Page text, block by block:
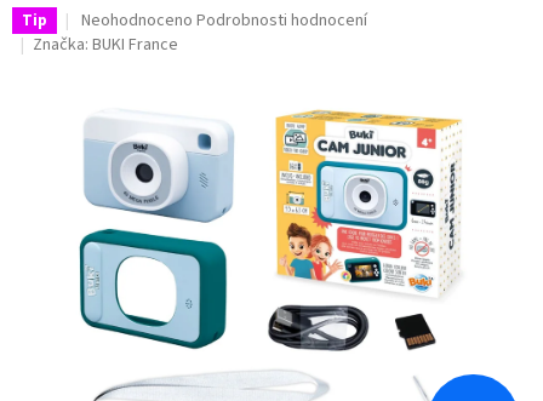
Tip
Průměrné
hodnocení
0,0
z
hvězdiček.
Neohodnoceno Podrobnosti hodnocení
Značka: BUKI France